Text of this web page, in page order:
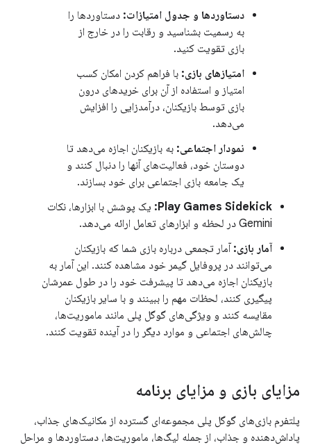
دستاوردها و جدول امتیازات: دستاوردها را
به رسمیت بشناسید و رقابت را در خارج از
بازی تقویت کنید.
امتیازهای بازی: با فراهم کردن امکان کسب
امتیاز و استفاده از آن برای خریدهای درون
بازی توسط بازیکنان، درآمدزایی را افزایش
می‌دهد.
نمودار اجتماعی: به بازیکنان اجازه می‌دهد تا
دوستان خود، فعالیت‌های آنها را دنبال کنند و
یک جامعه بازی اجتماعی برای خود بسازند.
Play Games Sidekick: یک پوشش با ابزارها، نکات
Gemini در لحظه و ابزارهای تعامل ارائه می‌دهد.
آمار بازی: آمار تجمعی درباره بازی شما که بازیکنان
می‌توانند در پروفایل گیمر خود مشاهده کنند. این آمار به
بازیکنان اجازه می‌دهد تا پیشرفت خود را در طول عمرشان
پیگیری کنند، لحظات مهم را ببینند و با سایر بازیکنان
مقایسه کنند و ویژگی‌های گوگل پلی مانند ماموریت‌ها،
چالش‌های اجتماعی و موارد دیگر را در آینده تقویت کنند.
مزایای بازی و مزایای برنامه
پلتفرم بازی‌های گوگل پلی مجموعه‌ای گسترده از مکانیک‌های جذاب،
پاداش‌دهنده و جذاب، از جمله لیگ‌ها، ماموریت‌ها، دستاوردها و مراحل